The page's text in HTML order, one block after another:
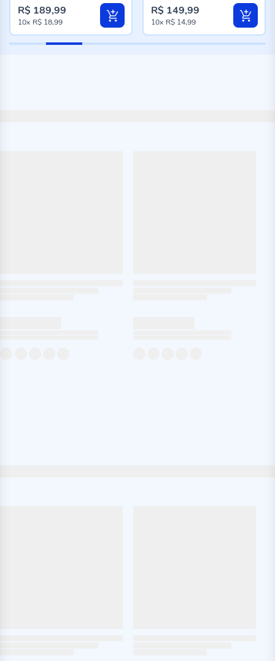
R$ 189,99
10x R$ 18,99
R$ 149,99
10x R$ 14,99